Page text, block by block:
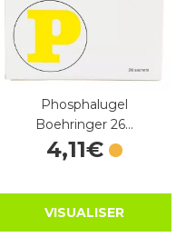
Phosphalugel
Boehringer 26…
4,11€
VISUALISER